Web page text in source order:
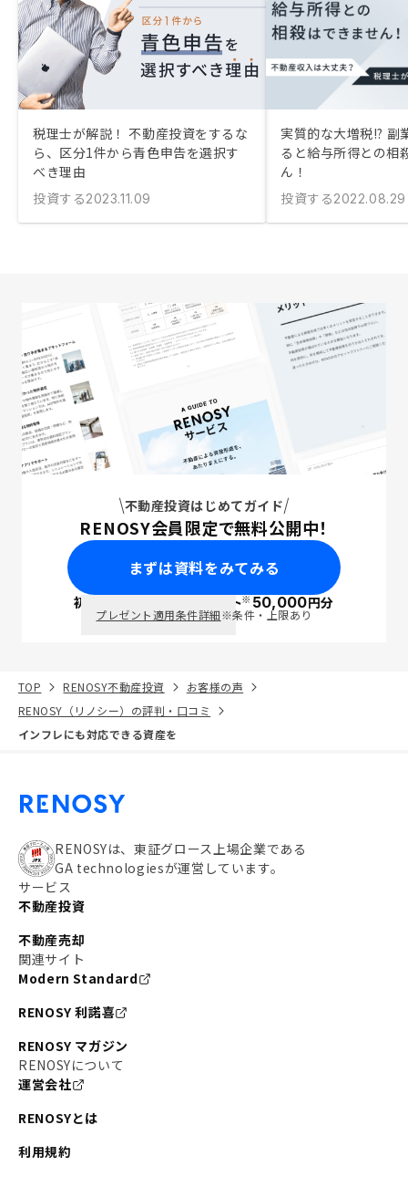
税理士が解説！ 不動産投資をするな
ら、区分1件から青色申告を選択す
べき理由
投資する2023.11.09
実質的な大増税!? 副
ると給与所得との相
ん！
投資する2022.08.29
不動産投資はじめてガイド
RENOSY会員限定で無料公開中！
まずは資料をみてみる
初回面談で ポイント※50,000円分
プレゼント適用条件詳細※条件・上限あり
TOP RENOSY不動産投資
お客様の声
RENOSY（リノシー）の評判・口コミ
インフレにも対応できる資産を
RENOSYは、東証グロース上場企業である
GA technologiesが運営しています。
サービス
不動産投資
不動産売却
関連サイト
Modern Standard
RENOSY 利諾喜
RENOSY マガジン
RENOSYについて
運営会社
RENOSYとは
利用規約